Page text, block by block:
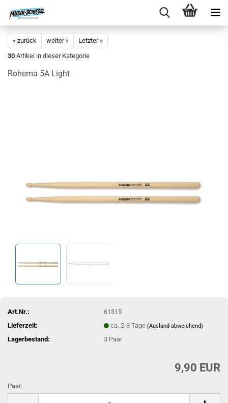
« zurück weiter »
Letzter »
30 Artikel in dieser Kategorie
Rohema 5A Light
Art.Nr.:
61315
Lieferzeit:
ca. 2-3 Tage(Ausland abweichend)
Lagerbestand: 3 Paar
9,90 EUR
Paar: